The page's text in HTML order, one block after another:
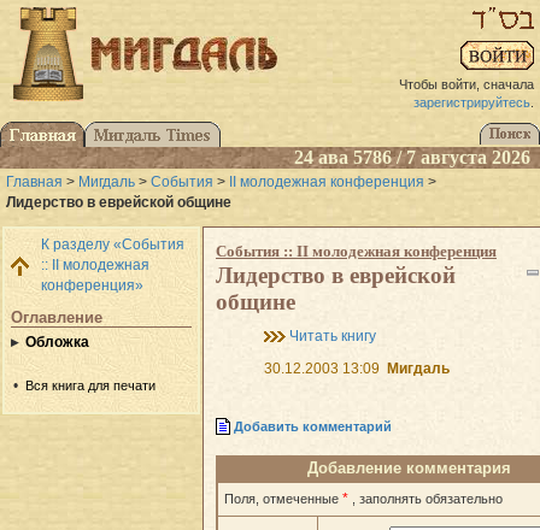
Чтобы войти, сначала
зарегистрируйтесь.
24 ава 5786 / 7 августа 2026
Главная > Мигдаль > События > II молодежная конференция >
Лидерство в еврейской общине
К разделу «События
:: II молодежная
конференция»
Оглавление
Обложка
Вся книга для печати
События :: II молодежная конференция
Лидерство в еврейской
общине
Читать книгу
30.12.2003 13:09
Мигдаль
Добавить комментарий
Добавление комментария
Поля, отмеченные * , заполнять обязательно